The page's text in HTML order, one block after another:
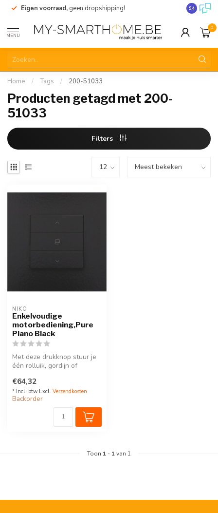
Eigen voorraad, geen dropshipping! 9.4
MENU
0
Home / Tags / 200-51033
Producten getagd met 200-
51033
Filters
NIKO
Enkelvoudige
motorbediening,Pure
Piano Black
Met deze drukknop stuur je
één rolluik, gordijn of
...
€64,32
* Incl. btw Excl. Verzendkosten
Backorder
Toon 1 - 1van 1